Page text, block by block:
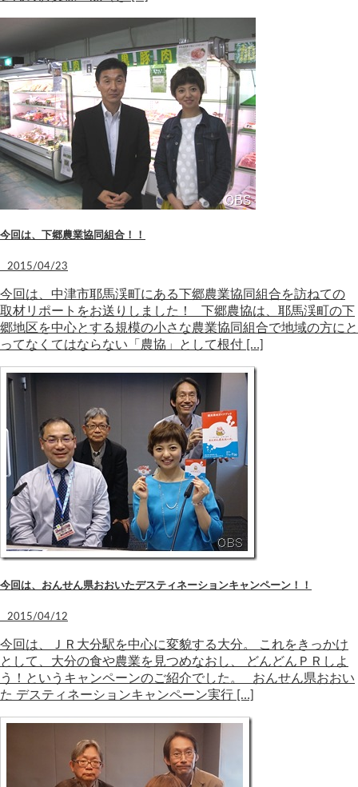
今回は、下郷農業協同組合！！
2015/04/23
今回は、中津市耶馬渓町にある下郷農業協同組合を訪ねての
取材リポートをお送りしました！ 下郷農協は、耶馬渓町の下
郷地区を中心とする規模の小さな農業協同組合で地域の方にと
ってなくてはならない「農協」として根付 […]
今回は、おんせん県おおいたデスティネーションキャンペーン！！
2015/04/12
今回は、ＪＲ大分駅を中心に変貌する大分。 これをきっかけ
として、大分の食や農業を見つめなおし、 どんどんＰＲしよ
う！というキャンペーンのご紹介でした。 おんせん県おおい
た デスティネーションキャンペーン実行 […]